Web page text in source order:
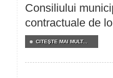
Consiliului
contractuale de
CITEŞTE MAI MULT...